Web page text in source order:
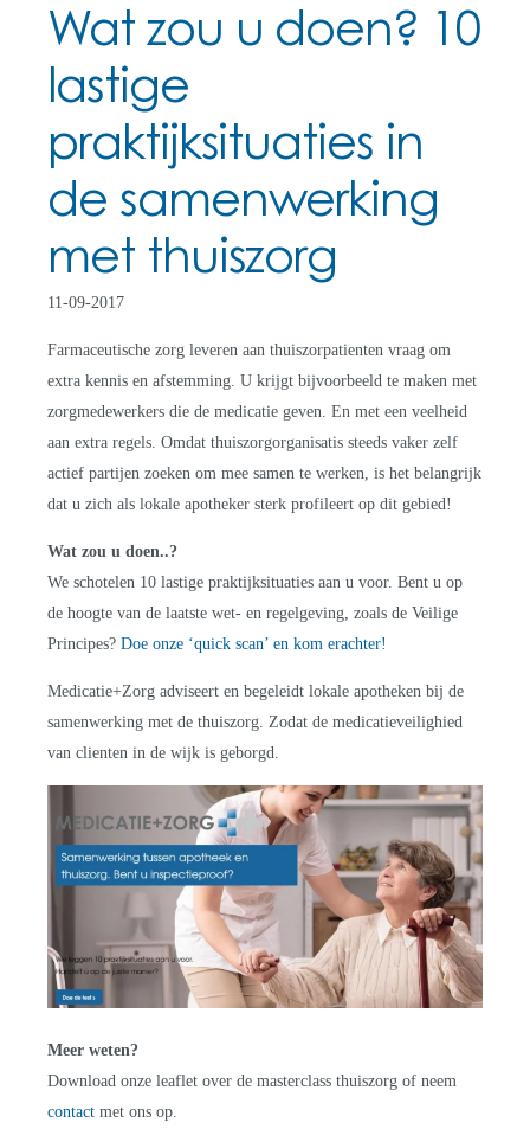
Wat zou u doen? 10
lastige
praktijksituaties in
de samenwerking
met thuiszorg
11-09-2017
Farmaceutische zorg leveren aan thuiszorpatienten vraag om
extra kennis en afstemming. U krijgt bijvoorbeeld te maken met
zorgmedewerkers die de medicatie geven. En met een veelheid
aan extra regels. Omdat thuiszorgorganisatis steeds vaker zelf
actief partijen zoeken om mee samen te werken, is het belangrijk
dat u zich als lokale apotheker sterk profileert op dit gebied!
Wat zou u doen..?
We schotelen 10 lastige praktijksituaties aan u voor. Bent u op
de hoogte van de laatste wet- en regelgeving, zoals de Veilige
Principes?Doe onze ‘quick scan’ en kom erachter!
Medicatie+Zorg adviseert en begeleidt lokale apotheken bij de
samenwerking met de thuiszorg. Zodat de medicatieveilighied
van clienten in de wijk is geborgd.
Meer weten?
Download onze leaflet over de masterclass thuiszorg of neem
contact met ons op.